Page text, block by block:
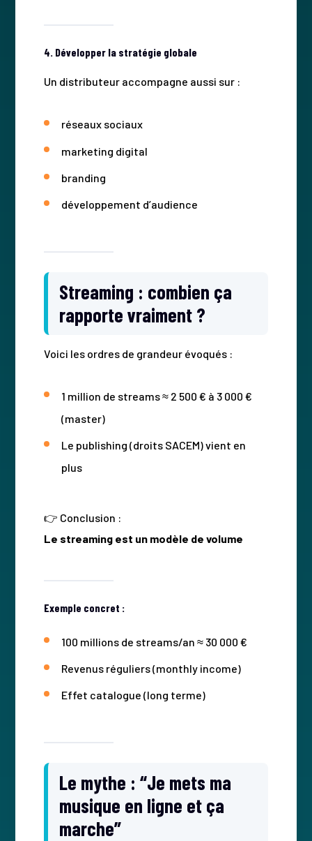
4. Développer la stratégie globale
Un distributeur accompagne aussi sur :
réseaux sociaux
marketing digital
branding
développement d’audience
Streaming : combien ça
rapporte vraiment ?
Voici les ordres de grandeur évoqués :
1 million de streams ≈ 2 500 € à 3 000 €
(master)
Le publishing (droits SACEM) vient en
plus
👉 Conclusion :
Le streaming est un modèle de volume
Exemple concret :
100 millions de streams/an ≈ 30 000 €
Revenus réguliers (monthly income)
Effet catalogue (long terme)
Le mythe : “Je mets ma
musique en ligne et ça
marche”